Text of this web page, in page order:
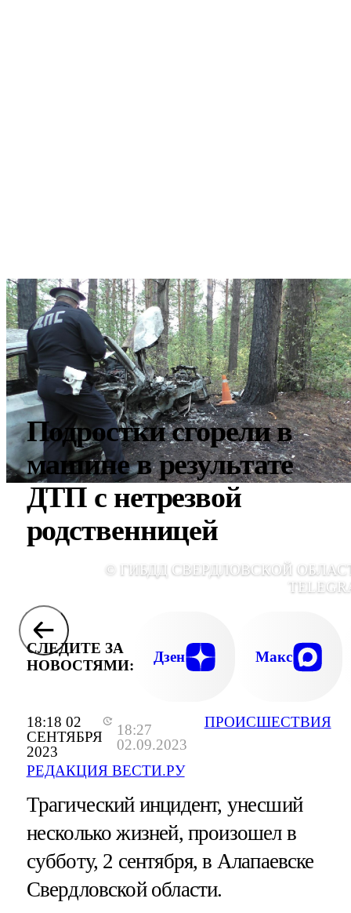
18:18 02
СЕНТЯБРЯ
2023
18:27
02.09.2023
РЕДАКЦИЯ ВЕСТИ.РУ
ПРОИСШЕСТВИЯ
Подростки сгорели в
машине в результате
ДТП с нетрезвой
родственницей
© ГИБДД СВЕРДЛОВСКОЙ
СЛЕДИТЕ ЗА
НОВОСТЯМИ:
Дзен Макс
Трагический инцидент, унесший
несколько жизней, произошел в
субботу, 2 сентября, в Алапаевске
Свердловской области.